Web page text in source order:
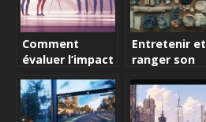
Comment
évaluer l’impact
CROC sur la
performance
Entretenir et
ranger son
jardin : nos
conseils